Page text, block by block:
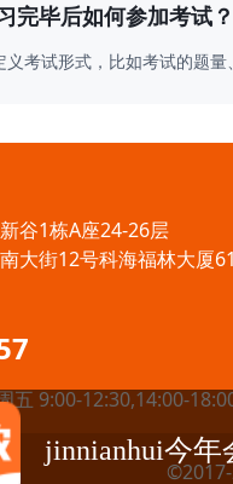
完毕后如何参加考试？
考试形式，比如考试的题量
谷1栋A座24-26层
大街12号科海福林大厦
五 9:00-12:30,14:00-
jinnianhui今年